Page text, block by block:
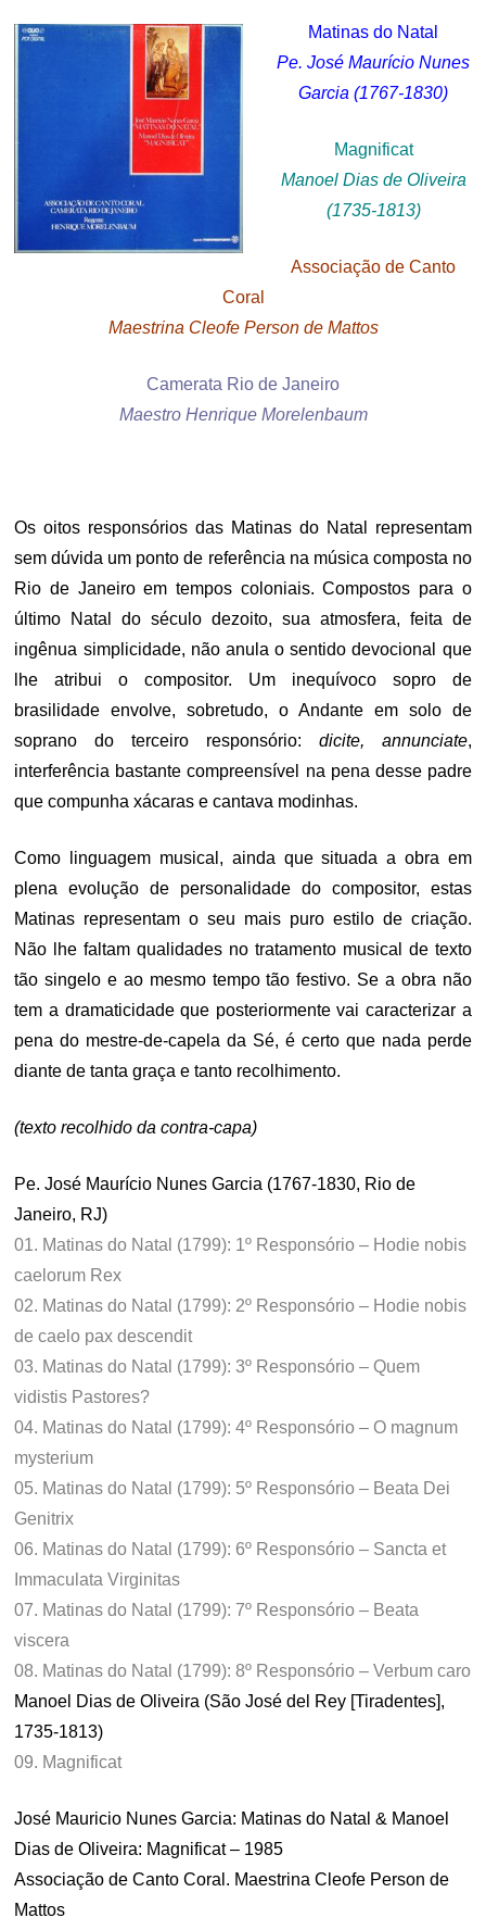
Matinas do Natal
Pe. José Maurício Nunes
Garcia (1767-1830)
Magnificat
Manoel Dias de Oliveira
(1735-1813)
Associação de Canto
Coral
Maestrina Cleofe Person de Mattos
Camerata Rio de Janeiro
Maestro Henrique Morelenbaum
Os oitos responsórios das Matinas do Natal representam
sem dúvida um ponto de referência na música composta no
Rio de Janeiro em tempos coloniais. Compostos para o
último Natal do século dezoito, sua atmosfera, feita de
ingênua simplicidade, não anula o sentido devocional que
lhe atribui o compositor. Um inequívoco sopro de
brasilidade envolve, sobretudo, o Andante em solo de
soprano do terceiro responsório: dicite, annunciate,
interferência bastante compreensível na pena desse padre
que compunha xácaras e cantava modinhas.
Como linguagem musical, ainda que situada a obra em
plena evolução de personalidade do compositor, estas
Matinas representam o seu mais puro estilo de criação.
Não lhe faltam qualidades no tratamento musical de texto
tão singelo e ao mesmo tempo tão festivo. Se a obra não
tem a dramaticidade que posteriormente vai caracterizar a
pena do mestre-de-capela da Sé, é certo que nada perde
diante de tanta graça e tanto recolhimento.
(texto recolhido da contra-capa)
Pe. José Maurício Nunes Garcia (1767-1830, Rio de
Janeiro, RJ)
01. Matinas do Natal (1799): 1º Responsório – Hodie nobis
caelorum Rex
02. Matinas do Natal (1799): 2º Responsório – Hodie nobis
de caelo pax descendit
03. Matinas do Natal (1799): 3º Responsório – Quem
vidistis Pastores?
04. Matinas do Natal (1799): 4º Responsório – O magnum
mysterium
05. Matinas do Natal (1799): 5º Responsório – Beata Dei
Genitrix
06. Matinas do Natal (1799): 6º Responsório – Sancta et
Immaculata Virginitas
07. Matinas do Natal (1799): 7º Responsório – Beata
viscera
08. Matinas do Natal (1799): 8º Responsório – Verbum caro
Manoel Dias de Oliveira (São José del Rey [Tiradentes],
1735-1813)
09. Magnificat
José Mauricio Nunes Garcia: Matinas do Natal & Manoel
Dias de Oliveira: Magnificat – 1985
Associação de Canto Coral. Maestrina Cleofe Person de
Mattos